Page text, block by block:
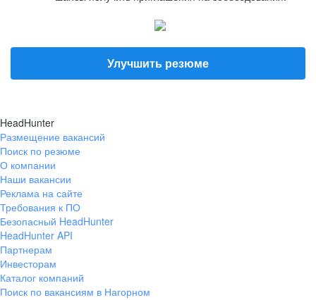
Улучшить резюме
HeadHunter
Размещение вакансий
Поиск по резюме
О компании
Наши вакансии
Реклама на сайте
Требования к ПО
Безопасный HeadHunter
HeadHunter API
Партнерам
Инвесторам
Каталог компаний
Поиск по вакансиям в Нагорном